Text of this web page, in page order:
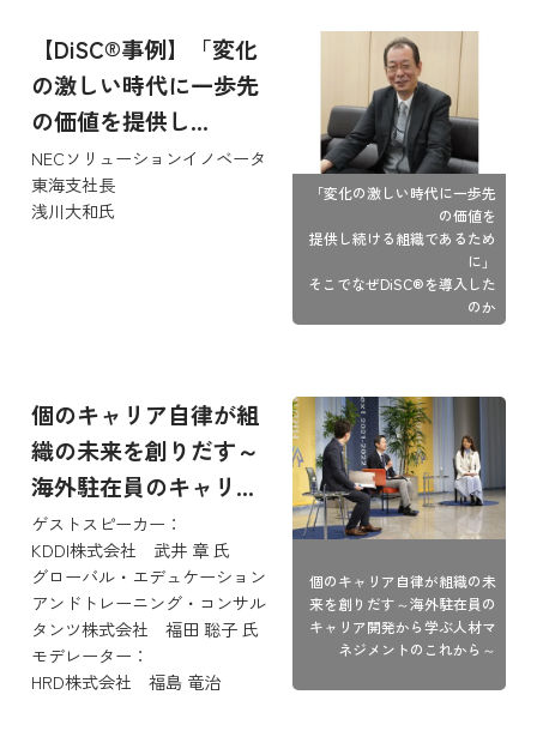
「変化の激しい時代に一歩先
の価値を
提供し続ける組織であるため
に」
そこでなぜDiSC®を導入した
のか
【DiSC®事例】「変化
の激しい時代に一歩先
の価値を提供し...
NECソリューションイノベータ
東海支社長
浅川大和氏
個のキャリア自律が組織の未
来を創りだす～海外駐在員の
キャリア開発から学ぶ人材マ
ネジメントのこれから～
個のキャリア自律が組
織の未来を創りだす～
海外駐在員のキャリ...
ゲストスピーカー：
KDDI株式会社 武井 章 氏
グローバル・エデュケーション
アンドトレーニング・コンサル
タンツ株式会社 福田 聡子 氏
モデレーター：
HRD株式会社 福島 竜治